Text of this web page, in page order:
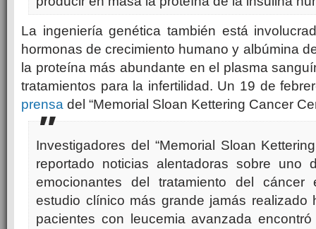
La ingeniería genética también está
hormonas de crecimiento humano y albúmina
la proteína más abundante en el plasma
tratamientos para la infertilidad. Un 19 de
prensa del “Memorial Sloan Kettering Cancer
Investigadores del “Memorial Sloan
reportado noticias alentadoras sobre uno
emocionantes del tratamiento del
estudio clínico más grande jamás realizado
pacientes con leucemia avanzada